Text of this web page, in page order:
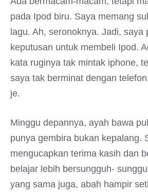
pada Ipod biru. Saya memang
lagu. Ah, seronoknya. Jadi, saya
keputusan untuk membeli Ipod.
kata ruginya tak mintak iphone,
saya tak berminat dengan
je.
Minggu depannya, ayah bawa
punya gembira bukan kepalang.
mengucapkan terima kasih dan
belajar lebih bersungguh-
yang sama juga, abah hampir